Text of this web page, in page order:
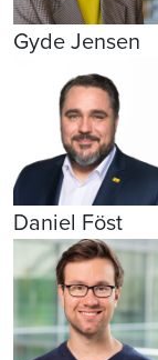
Gyde Jensen
Daniel Föst